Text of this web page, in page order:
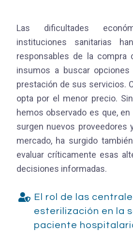
Las dificultades
instituciones sanitarias
responsables de la compra
insumos a buscar
prestación de sus servicios.
opta por el menor precio.
hemos observado es que,
surgen nuevos proveedores
mercado, ha surgido
evaluar críticamente esas
decisiones informadas.
El rol de las
esterilización en la
paciente